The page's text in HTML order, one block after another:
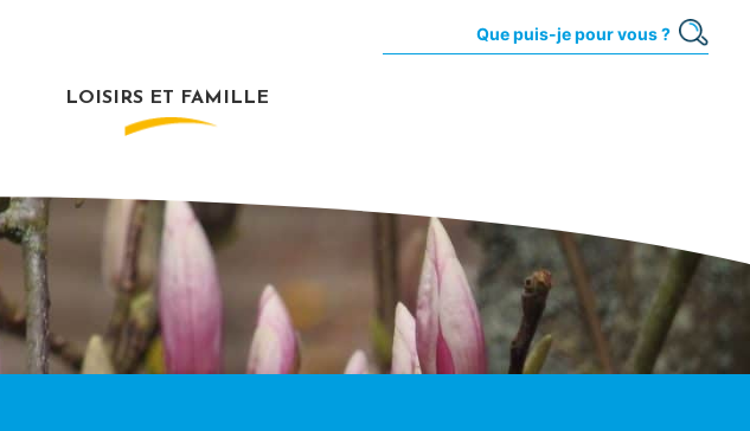
LOISIRS ET FAMILLE